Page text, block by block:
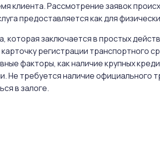
клиента. Рассмотрение заявок
предоставляется как для
заключается в простых
регистрации транспортного
факторы, как наличие крупных
Не требуется наличие
в залоге.